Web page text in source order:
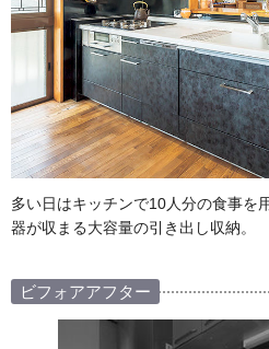
多い日はキッチンで10人分の食事を
器が収まる大容量の引き出し収納。
ビフォアアフター